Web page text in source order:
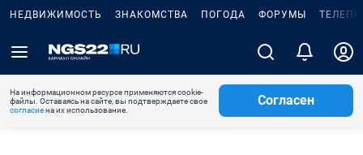
НЕДВИЖИМОСТЬ ЗНАКОМСТВА ПОГОДА ФОРУМЫ
На информационном ресурсе применяются cookie-
файлы. Оставаясь на сайте, вы подтверждаете свое
согласиена их использование.
Согласен